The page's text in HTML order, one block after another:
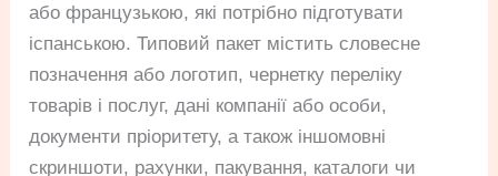
або французькою, які потрібно підготувати
іспанською. Типовий пакет містить словесне
позначення або логотип, чернетку переліку
товарів і послуг, дані компанії або особи,
документи пріоритету, а також іншомовні
скриншоти, рахунки, пакування, каталоги чи